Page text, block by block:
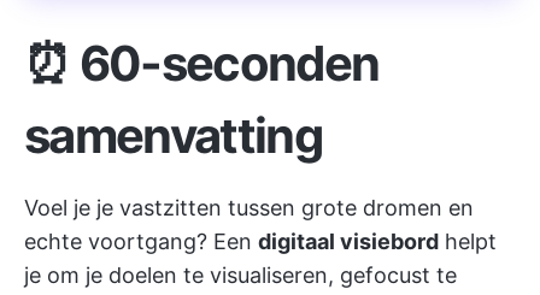
⏰ 60-seconden
samenvatting
Voel je je vastzitten tussen grote dromen en
echte voortgang? Een digitaal visiebord helpt
je om je doelen te visualiseren, gefocust te